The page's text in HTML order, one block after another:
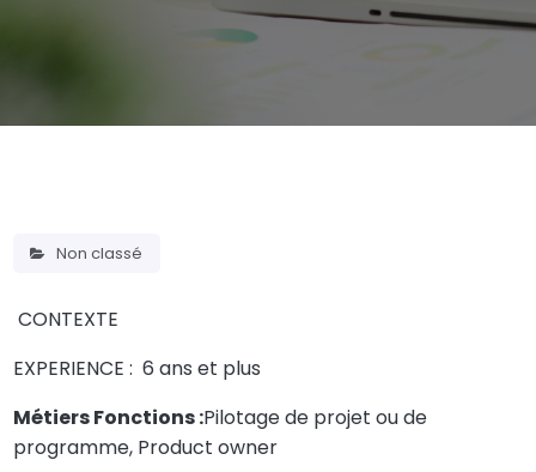
Non classé
CONTEXTE
EXPERIENCE : 6 ans et plus
Métiers Fonctions :Pilotage de projet ou de
programme, Product owner